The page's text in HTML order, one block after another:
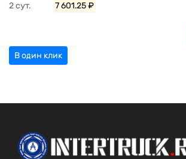
2 сут.
7 601.25 ₽
В один клик